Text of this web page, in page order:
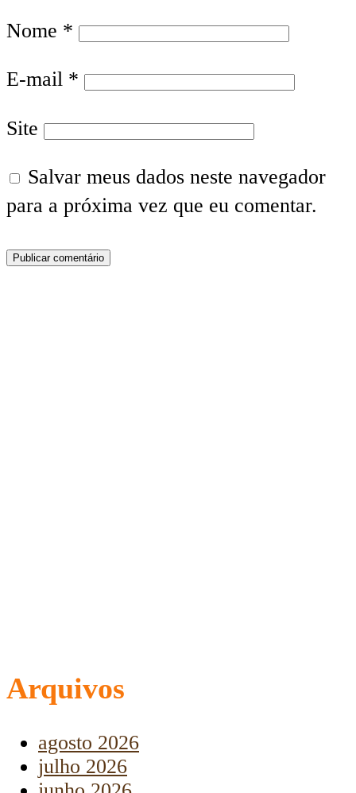
Nome *
E-mail *
Site
Salvar meus dados neste navegador
para a próxima vez que eu comentar.
Arquivos
agosto 2026
julho 2026